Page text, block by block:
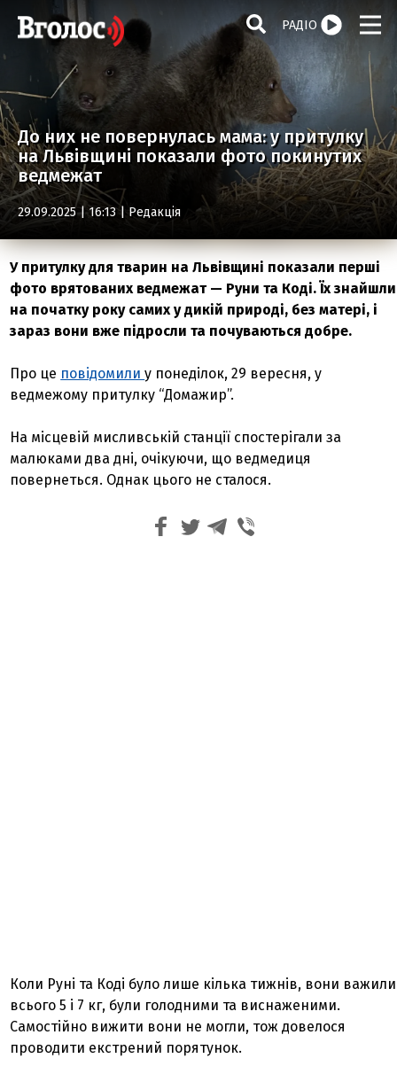
РАДІО
До них не повернулась мама: у притулку
на Львівщині показали фото покинутих
ведмежат
29.09.2025 | 16:13 |Редакція
У притулку для тварин на Львівщині показали перші
фото врятованих ведмежат — Руни та Коді. Їх знайшли
на початку року самих у дикій природі, без матері, і
зараз вони вже підросли та почуваються добре.
Про це повідомилиу понеділок, 29 вересня, у
ведмежому притулку “Домажир”.
На місцевій мисливській станції спостерігали за
малюками два дні, очікуючи, що ведмедиця
повернеться. Однак цього не сталося.
Коли Руні та Коді було лише кілька тижнів, вони важили
всього 5 і 7 кг, були голодними та виснаженими.
Самостійно вижити вони не могли, тож довелося
проводити екстрений порятунок.